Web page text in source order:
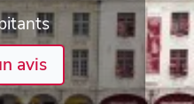
avis